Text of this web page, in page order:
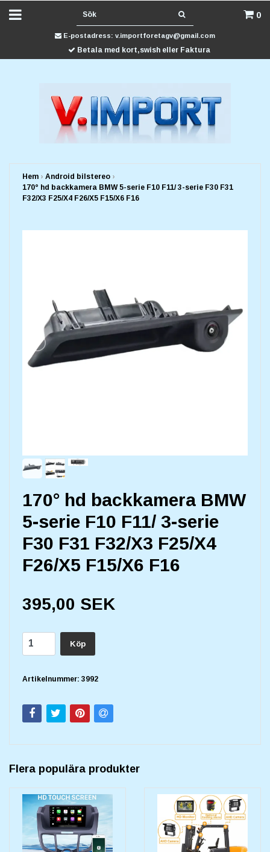
0
E-postadress: v.importforetagv@gmail.com
Betala med kort,swish eller Faktura
Hem › Android bilstereo ›
170° hd backkamera BMW 5-serie F10 F11/ 3-serie F30 F31
F32/X3 F25/X4 F26/X5 F15/X6 F16
170° hd backkamera BMW
5-serie F10 F11/ 3-serie
F30 F31 F32/X3 F25/X4
F26/X5 F15/X6 F16
395,00 SEK
Köp
Artikelnummer: 3992
Flera populära produkter